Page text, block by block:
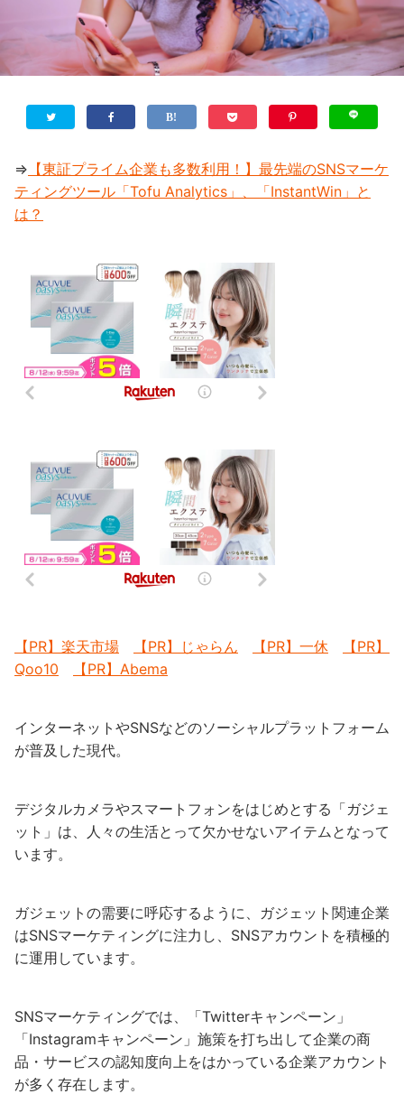
⇒ 【東証プライム企業も多数利用！】最先端のSNSマーケ
ティングツール「Tofu Analytics」、「InstantWin」と
は？
【PR】楽天市場 【PR】じゃらん 【PR】一休
【PR】
Qoo10
【PR】Abema
インターネットやSNSなどのソーシャルプラットフォーム
が普及した現代。
デジタルカメラやスマートフォンをはじめとする「ガジェ
ット」は、人々の生活とって欠かせないアイテムとなって
います。
ガジェットの需要に呼応するように、ガジェット関連企業
はSNSマーケティングに注力し、SNSアカウントを積極的
に運用しています。
SNSマーケティングでは、「Twitterキャンペーン」
「Instagramキャンペーン」施策を打ち出して企業の商
品・サービスの認知度向上をはかっている企業アカウント
が多く存在します。